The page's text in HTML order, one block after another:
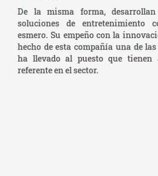
De la misma forma,
soluciones de entretenimiento
esmero. Su empeño con la
hecho de esta compañía una de
ha llevado al puesto que
referente en el sector.